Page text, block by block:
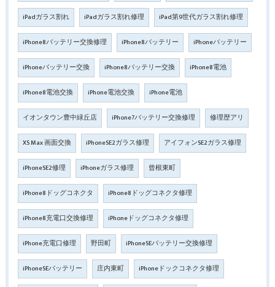
iPadガラス割れ iPadガラス割れ修理 iPad第9世代ガラス割れ修理
iPhone8バッテリー交換修理 iPhone8バッテリー iPhoneバッテリー
iPhoneバッテリー交換 iPhone8バッテリー交換 iPhone8電池
iPhone8電池交換 iPhone電池交換 iPhone電池
イオンタウン豊中緑丘店 iPhone7バッテリー交換修理 修理歴アリ
XS Max 画面交換 iPhoneSE2ガラス修理 アイフォンSE2ガラス修理
iPhoneSE2修理 iPhoneガラス修理 曾根東町
iPhone8ドッグコネクタ iPhone8ドッグコネクタ修理
iPhone8充電口交換修理 iPhoneドッグコネクタ修理
iPhone充電口修理 野田町 iPhoneSEバッテリー交換修理
iPhoneSEバッテリー 庄内東町 iPhoneドックコネクタ修理